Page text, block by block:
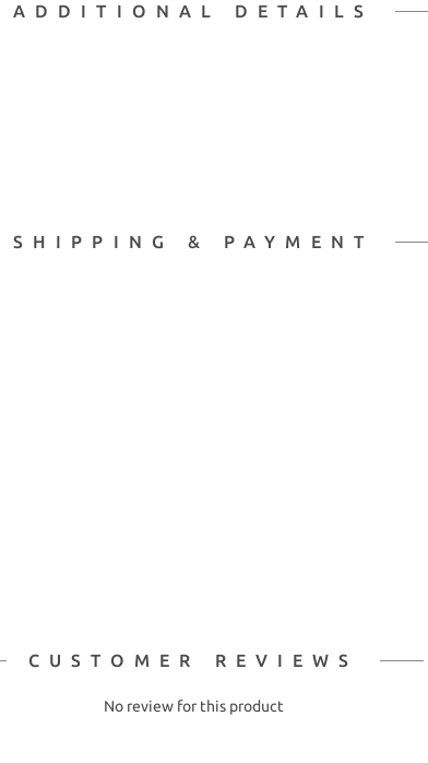
ADDITIONAL DETAILS
SHIPPING & PAYMENT
CUSTOMER REVIEWS
No review for this product